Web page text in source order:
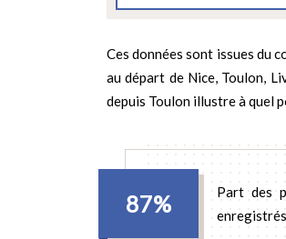
Ces données sont issues du
au départ de Nice, Toulon,
depuis Toulon illustre à quel
87%
Part des